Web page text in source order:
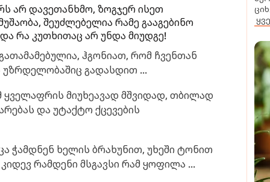
არ დავეთანხმო, ზოგჯერ ისეთ
შეუძლებელია რამე გააგებინო
რა კუთხითაც არ უნდა მიუდგე!
ჰგონიათ, რომ ჩვენთან
გადასდით ...
მიუხეავად მშვიდად, თბილად
და უტაქტო ქცევების
ჭამდნენ ხელის ბრახუნით, უხეში ტონით
რამდენი მსგავსი რამ ყოფილა ...